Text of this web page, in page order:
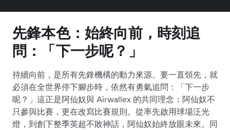
先鋒本色：始終向前，時刻追
問：「下一步呢？」
持續向前，是所有先鋒機構的動力來源。要一直領先，就
必須在全世界停下腳步時，依然有勇氣追問：「下一步
呢？」這正是阿仙奴與 Airwallex 的共同理念：阿仙奴不
只參與比賽，更在改寫比賽規則。從率先啟用球場泛光
燈，到創下整季英超不敗神話，阿仙奴始終放眼未來。同